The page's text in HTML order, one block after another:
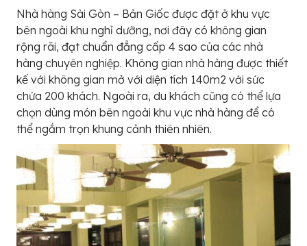
Nhà hàng Sài Gòn – Bản Giốc được đặt ở khu vực
bên ngoài khu nghỉ dưỡng, nơi đây có không gian
rộng rãi, đạt chuẩn đẳng cấp 4 sao của các nhà
hàng chuyên nghiệp. Không gian nhà hàng được thiết
kế với không gian mở với diện tích 140m2 với sức
chứa 200 khách. Ngoài ra, du khách cũng có thể lựa
chọn dùng món bên ngoài khu vực nhà hàng để có
thể ngắm trọn khung cảnh thiên nhiên.